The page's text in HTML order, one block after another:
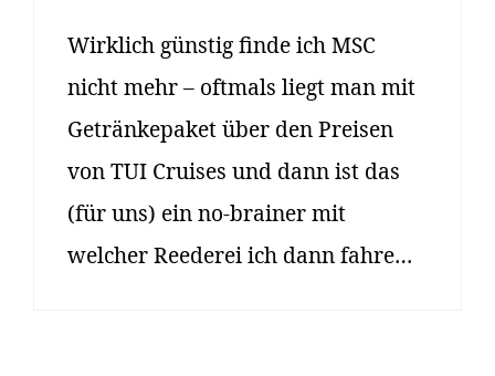
Wirklich günstig finde ich MSC
nicht mehr – oftmals liegt man mit
Getränkepaket über den Preisen
von TUI Cruises und dann ist das
(für uns) ein no-brainer mit
welcher Reederei ich dann fahre…